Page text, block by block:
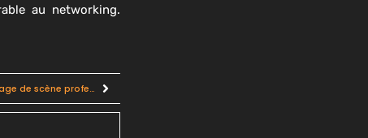
au networking.
Créer des évènements d’entreprise mémorables avec un éclairage de scène professionnel